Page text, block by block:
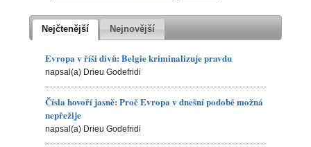
Nejčtenější Nejnovější
Evropa v říši divů: Belgie kriminalizuje pravdu
napsal(a) Drieu Godefridi
Čísla hovoří jasně: Proč Evropa v dnešní podobě možná
nepřežije
napsal(a) Drieu Godefridi